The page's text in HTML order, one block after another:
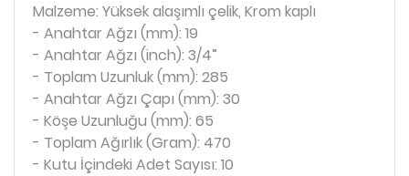
Malzeme: Yüksek alaşımlı çelik, Krom kaplı
- Anahtar Ağzı (mm): 19
- Anahtar Ağzı (inch): 3/4”
- Toplam Uzunluk (mm): 285
- Anahtar Ağzı Çapı (mm): 30
- Köşe Uzunluğu (mm): 65
- Toplam Ağırlık (Gram): 470
- Kutu İçindeki Adet Sayısı: 10